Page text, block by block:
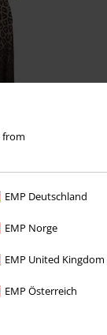
from
EMP Deutschland
EMP Norge
EMP United Kingdom
EMP Österreich
EMP Abito lungo